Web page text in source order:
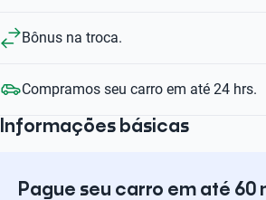
Bônus na troca.
Compramos seu carro em até 24 hrs.
Informações básicas
Pague seu carro em até 60